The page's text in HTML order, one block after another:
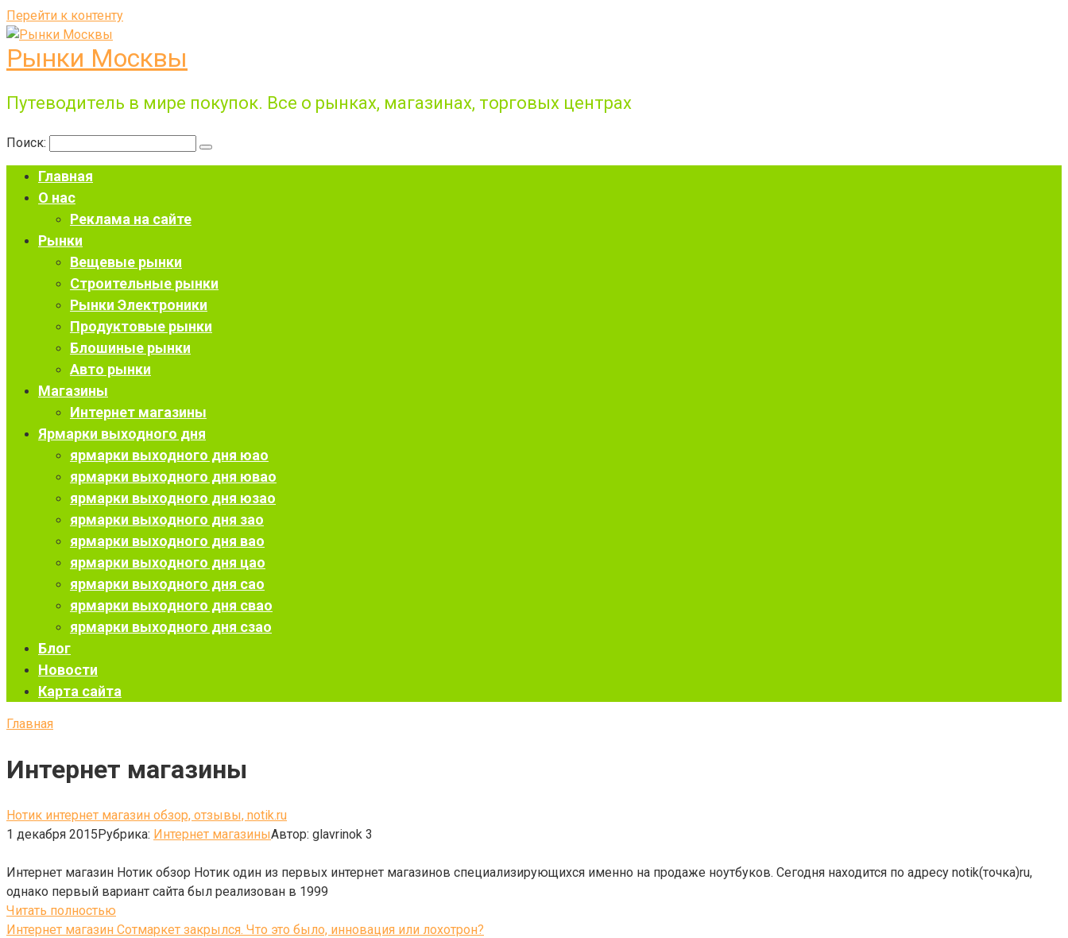
Перейти к контенту
Рынки Москвы
Путеводитель в мире покупок. Все о рынках, магазинах, торговых центрах
Поиск:
Главная
О нас
Реклама на сайте
Рынки
Вещевые рынки
Строительные рынки
Рынки Электроники
Продуктовые рынки
Блошиные рынки
Авто рынки
Магазины
Интернет магазины
Ярмарки выходного дня
ярмарки выходного дня юао
ярмарки выходного дня ювао
ярмарки выходного дня юзао
ярмарки выходного дня зао
ярмарки выходного дня вао
ярмарки выходного дня цао
ярмарки выходного дня сао
ярмарки выходного дня свао
ярмарки выходного дня сзао
Блог
Новости
Карта сайта
Главная
Интернет магазины
Нотик интернет магазин обзор, отзывы, notik.ru
1 декабря 2015Рубрика: Интернет магазиныАвтор: glavrinok 3
Интернет магазин Нотик обзор Нотик один из первых интернет магазинов специализирующихся именно на продаже ноутбуков. Сегодня находится по адресу notik(точка)ru,
однако первый вариант сайта был реализован в 1999
Читать полностью
Интернет магазин Сотмаркет закрылся. Что это было, инновация или лохотрон?